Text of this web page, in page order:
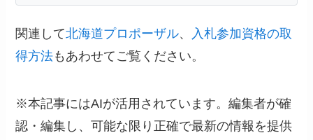
関連して北海道プロポーザル、
入札参加資格の取
得方法もあわせてご覧ください。
※本記事にはAIが活用されています。編集者が確
認・編集し、可能な限り正確で最新の情報を提供